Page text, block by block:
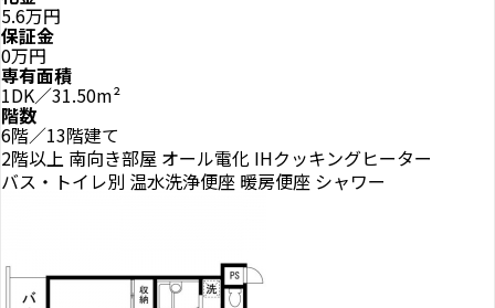
5.6万円
保証金
0万円
専有面積
1DK／31.50m²
階数
6階／13階建て
2階以上 南向き部屋 オール電化 IHクッキングヒーター
バス・トイレ別 温水洗浄便座 暖房便座 シャワー